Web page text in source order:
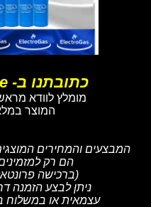
כתובתנו ב- Waze אלקטרוגז
מומלץ לוודא
המוצר
המבצעים והמחירים
הם רק
(ברכישה
ניתן לבצע הזמנה
עצמאית או במשלוח